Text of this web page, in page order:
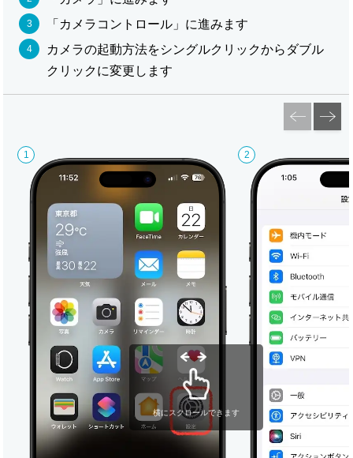
「カメラコントロール」に進みます
カメラの起動方法をシングルクリックからダブル
クリックに変更します
横にスクロールできます